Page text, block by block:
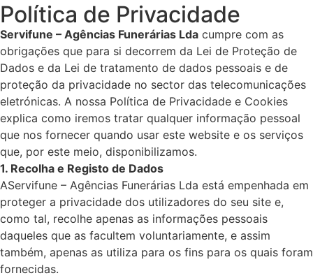
Política de Privacidade
Servifune – Agências Funerárias Lda cumpre com as
obrigações que para si decorrem da Lei de Proteção de
Dados e da Lei de tratamento de dados pessoais e de
proteção da privacidade no sector das telecomunicações
eletrónicas. A nossa Política de Privacidade e Cookies
explica como iremos tratar qualquer informação pessoal
que nos fornecer quando usar este website e os serviços
que, por este meio, disponibilizamos.
1. Recolha e Registo de Dados
AServifune – Agências Funerárias Lda está empenhada em
proteger a privacidade dos utilizadores do seu site e,
como tal, recolhe apenas as informações pessoais
daqueles que as facultem voluntariamente, e assim
também, apenas as utiliza para os fins para os quais foram
fornecidas.